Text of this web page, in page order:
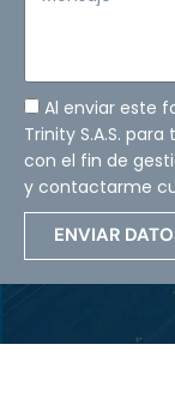
Al enviar este
Trinity S.A.S.
con el fin de
y contactarme
ENVIAR